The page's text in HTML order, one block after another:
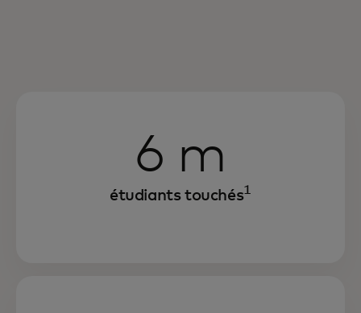
6 m
étudiants touchés1